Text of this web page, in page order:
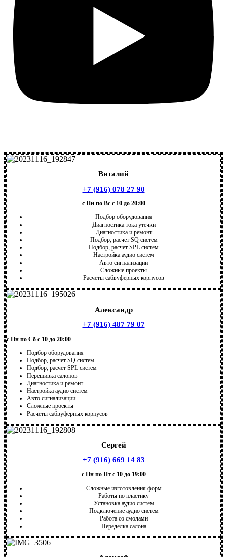
Виталий
+7 (916) 078 27 90
с Пн по Вс с 10 до 20:00
Подбор оборудования
Диагностика тока утечки
Диагностика и ремонт
Подбор, расчет SQ систем
Подбор, расчет SPL систем
Настройка аудио систем
Авто сигнализации
Сложные проекты
Расчеты сабвуферных корпусов
Александр
+7 (916) 487 79 07
с Пн по Сб с 10 до 20:00
Подбор оборудования
Подбор, расчет SQ систем
Подбор, расчет SPL систем
Перешивка салонов
Диагностика и ремонт
Настройка аудио систем
Авто сигнализации
Сложные проекты
Расчеты сабвуферных корпусов
Сергей
+7 (916) 669 14 83
с Пн по Пт с 10 до 19:00
Сложные изготовления форм
Работы по пластику
Установка аудио систем
Подключение аудио систем
Работа со смолами
Переделка салона